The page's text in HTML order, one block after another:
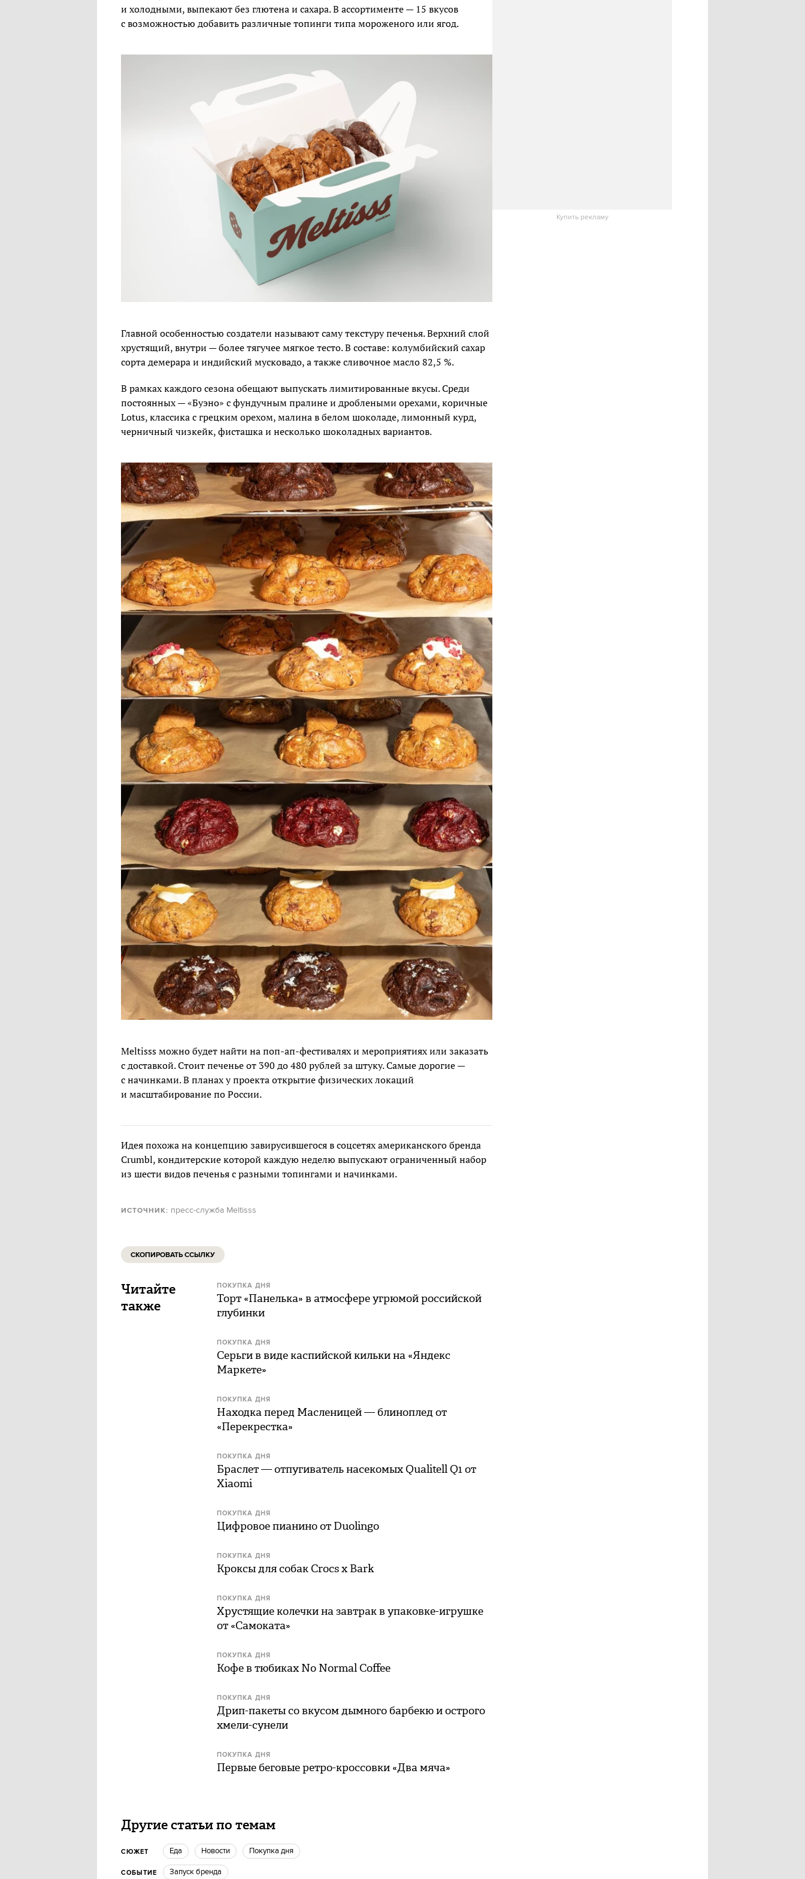
и холодными, выпекают без глютена и сахара. В ассортименте — 15 вкусов
с возможностью добавить различные топинги типа мороженого или ягод.
Главной особенностью создатели называют саму текстуру печенья. Верхний слой
хрустящий, внутри — более тягучее мягкое тесто. В составе: колумбийский сахар
сорта демерара и индийский мусковадо, а также сливочное масло 82,5 %.
В рамках каждого сезона обещают выпускать лимитированные вкусы. Среди
постоянных — «Буэно» с фундучным пралине и дроблеными орехами, коричные
Lotus, классика с грецким орехом, малина в белом шоколаде, лимонный курд,
черничный чизкейк, фисташка и несколько шоколадных вариантов.
Meltisss можно будет найти на поп-ап-фестивалях и мероприятиях или заказать
с доставкой. Стоит печенье от 390 до 480 рублей за штуку. Самые дорогие —
с начинками. В планах у проекта открытие физических локаций
и масштабирование по России.
Идея похожа на концепцию завирусившегося в соцсетях американского бренда
Crumbl, кондитерские которой каждую неделю выпускают ограниченный набор
из шести видов печенья с разными топингами и начинками.
ИСТОЧНИК: пресс-служба Meltisss
Купить рекламу
СКОПИРОВАТЬ ССЫЛКУ
Читайте
также
ПОКУПКА ДНЯ
Торт «Панелька» в атмосфере угрюмой российской
глубинки
ПОКУПКА ДНЯ
Серьги в виде каспийской кильки на «Яндекс
Маркете»
ПОКУПКА ДНЯ
Находка перед Масленицей — блиноплед от
«Перекрестка»
ПОКУПКА ДНЯ
Браслет — отпугиватель насекомых Qualitell Q1 от
Xiaomi
ПОКУПКА ДНЯ
Цифровое пианино от Duolingo
ПОКУПКА ДНЯ
Кроксы для собак Crocs x Bark
ПОКУПКА ДНЯ
Хрустящие колечки на завтрак в упаковке-игрушке
от «Самоката»
ПОКУПКА ДНЯ
Кофе в тюбиках No Normal Coffee
ПОКУПКА ДНЯ
Дрип-пакеты со вкусом дымного барбекю и острого
хмели-сунели
ПОКУПКА ДНЯ
Первые беговые ретро-кроссовки «Два мяча»
Другие статьи по темам
СЮЖЕТ еда новости Покупка дня
СОБЫТИЕ запуск бренда